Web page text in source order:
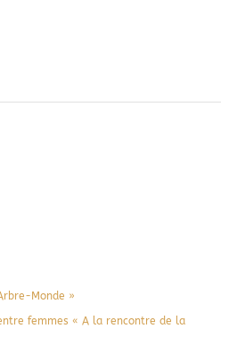
Monde »
femmes « A la rencontre de la